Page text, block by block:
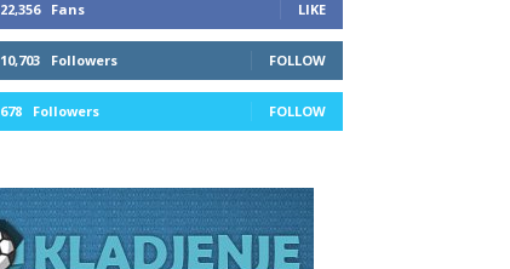
22,356 Fans LIKE
10,703 Followers FOLLOW
678 Followers FOLLOW